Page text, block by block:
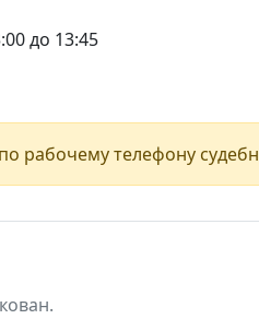
до 13:45
рабочему телефону